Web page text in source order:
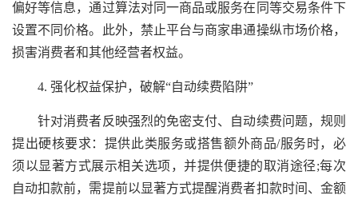
偏好等信息，通过算法对同一商品或服务在同等交易条件下
设置不同价格。此外，禁止平台与商家串通操纵市场价格，
损害消费者和其他经营者权益。
4. 强化权益保护，破解“自动续费陷阱”
针对消费者反映强烈的免密支付、自动续费问题，规则
提出硬核要求：提供此类服务或搭售额外商品/服务时，必
须以显著方式展示相关选项，并提供便捷的取消途径;每次
自动扣款前，需提前以显著方式提醒消费者扣款时间、金额